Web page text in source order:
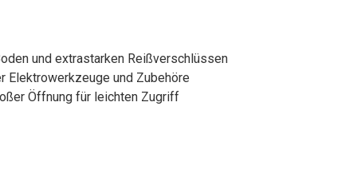
und extrastarken Reißverschlüssen
Elektrowerkzeuge und Zubehöre
Öffnung für leichten Zugriff